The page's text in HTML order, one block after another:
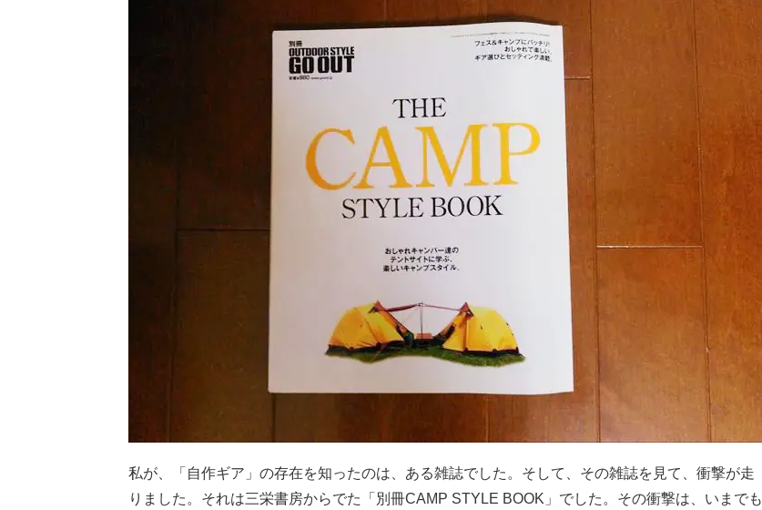
私が、「自作ギア」の存在を知ったのは、ある雑誌でした。そして、その雑誌を見て、衝撃が走
りました。それは三栄書房からでた「別冊CAMP STYLE BOOK」でした。その衝撃は、いまでも